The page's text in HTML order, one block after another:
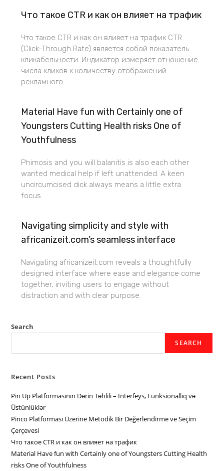
Что такое CTR и как он влияет на трафик
Что такое CTR и как он влияет на трафик CTR
(Click-Through Rate) является собой показатель
кликабельности. Индикатор измеряет отношение
числа кликов к количеству отображений
рекламного
Material Have fun with Certainly one of
Youngsters Cutting Health risks One of
Youthfulness
Phimosis and you will balanitis is also each other
wanted medical help if left unattended. A keen
uncircumcised dick always means a little extra
focus
Navigating simplicity and style with
africanizeit.com’s seamless interface
Navigating africanizeit.com reveals a thoughtfully
designed interface where ease and elegance come
together, inviting users to engage without
distraction and with clear purpose.
Search
SEARCH
Recent Posts
Pin Up Platformasının Dərin Təhlili – İnterfeys, Funksionallıq və
Üstünlüklər
Pinco Platforması Üzerine Metodik Bir Değerlendirme ve Seçim
Çerçevesi
Что такое CTR и как он влияет на трафик
Material Have fun with Certainly one of Youngsters Cutting Health
risks One of Youthfulness